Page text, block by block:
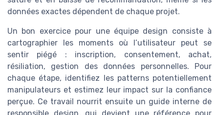
données exactes dépendent de chaque projet.
Un bon exercice pour une équipe design consiste à
cartographier les moments où l’utilisateur peut se
sentir piégé : inscription, consentement, achat,
résiliation, gestion des données personnelles. Pour
chaque étape, identifiez les patterns potentiellement
manipulateurs et estimez leur impact sur la confiance
perçue. Ce travail nourrit ensuite un guide interne de